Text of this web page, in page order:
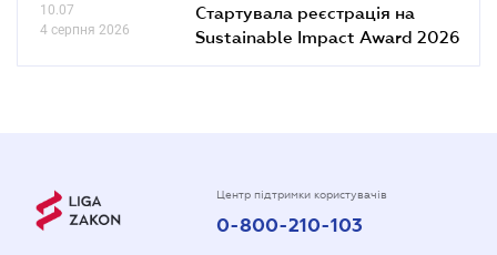
10.07
4 серпня 2026
Стартувала реєстрація на
Sustainable Impact Award 2026
Центр підтримки користувачів
0-800-210-103